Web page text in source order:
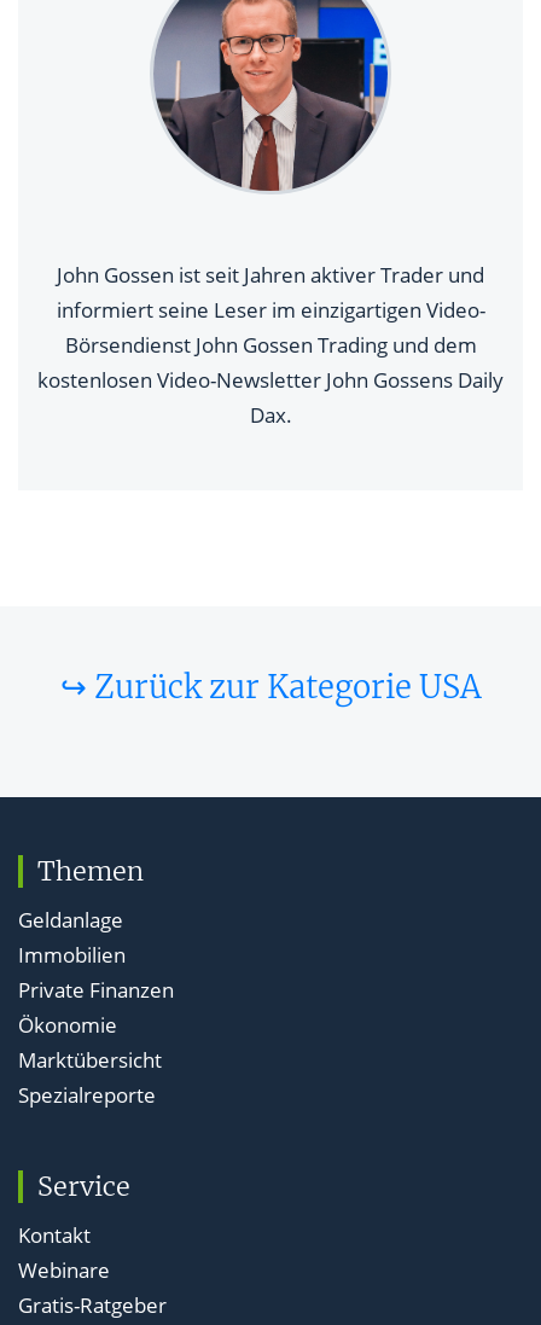
John Gossen ist seit Jahren aktiver Trader und
informiert seine Leser im einzigartigen Video-
Börsendienst John Gossen Trading und dem
kostenlosen Video-Newsletter John Gossens Daily
Dax.
↪ Zurück zur Kategorie USA
Themen
Geldanlage
Immobilien
Private Finanzen
Ökonomie
Marktübersicht
Spezialreporte
Service
Kontakt
Webinare
Gratis-Ratgeber